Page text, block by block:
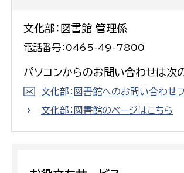
文化部：図書館 管理係
電話番号：0465-49-7800
パソコンからのお問い合わせは次
文化部：図書館へのお問い合わせ
文化部：図書館のページはこちら